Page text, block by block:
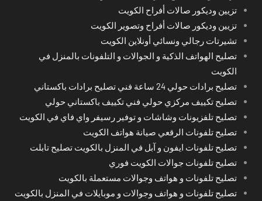
تزيين وديكور صالات أفراح الكويت
تزيين وديكور صالات أفراح وتصوير الكويت
تشيرتات رجالي ونسائي أونلاين الكويت
تصليح الهواتف الذكية و الجوالات و التلفونات بالمنزل في
الكويت
تصليح برادات حولي 24 ساعة فني تصليح برادات باكستاني
تصليح تكييف مركزي حولي فني تكييف باكستاني حولي
تصليح تلفزيونات وشاشات و توفير رسيفر واي فاي في الكويت
تصليح تلفونات الرقعي صيانة هواتف الكويت
تصليح تلفونات ايفون و آبل في المنزل بالكويت تصليح تابلت
تصليح تلفونات جوالات الكويت فوري
تصليح تلفونات و هواتف وجوالات مستعملة بالكويت
تصليح تلفونات و هواتف وجوالات و موبايلات في المنزل بالكويت